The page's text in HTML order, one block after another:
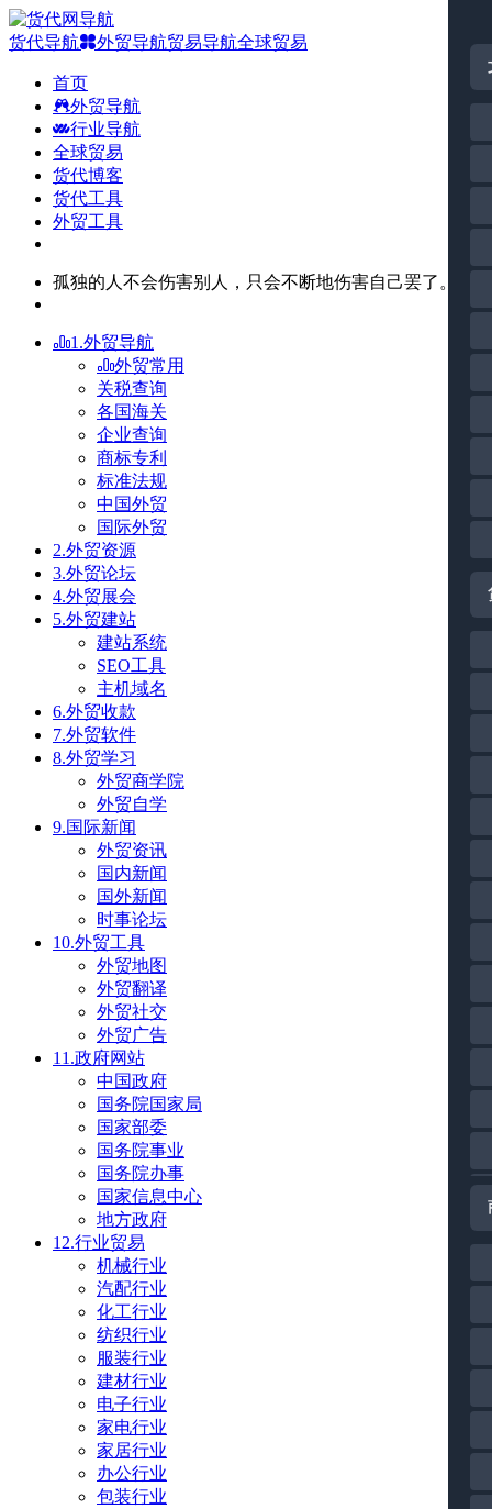
货代导航 外贸导航贸易导航全球贸易
首页
外贸导航
行业导航
全球贸易
货代博客
货代工具
外贸工具
孤独的人不会伤害别人，只会不断地伤害自己罢了。
1.外贸导航
外贸常用
关税查询
各国海关
企业查询
商标专利
标准法规
中国外贸
国际外贸
2.外贸资源
3.外贸论坛
4.外贸展会
5.外贸建站
建站系统
SEO工具
主机域名
6.外贸收款
7.外贸软件
8.外贸学习
外贸商学院
外贸自学
9.国际新闻
外贸资讯
国内新闻
国外新闻
时事论坛
10.外贸工具
外贸地图
外贸翻译
外贸社交
外贸广告
11.政府网站
中国政府
国务院国家局
国家部委
国务院事业
国务院办事
国家信息中心
地方政府
12.行业贸易
机械行业
汽配行业
化工行业
纺织行业
服装行业
建材行业
电子行业
家电行业
家居行业
办公行业
包装行业